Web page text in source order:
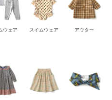
ウェア スイムウェア アウター